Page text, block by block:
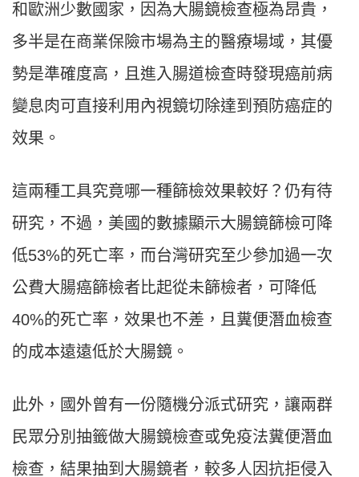
和歐洲少數國家，因為大腸鏡檢查極為昂貴，
多半是在商業保險市場為主的醫療場域，其優
勢是準確度高，且進入腸道檢查時發現癌前病
變息肉可直接利用內視鏡切除達到預防癌症的
效果。
這兩種工具究竟哪一種篩檢效果較好？仍有待
研究，不過，美國的數據顯示大腸鏡篩檢可降
低53%的死亡率，而台灣研究至少參加過一次
公費大腸癌篩檢者比起從未篩檢者，可降低
40%的死亡率，效果也不差，且糞便潛血檢查
的成本遠遠低於大腸鏡。
此外，國外曾有一份隨機分派式研究，讓兩群
民眾分別抽籤做大腸鏡檢查或免疫法糞便潛血
檢查，結果抽到大腸鏡者，較多人因抗拒侵入